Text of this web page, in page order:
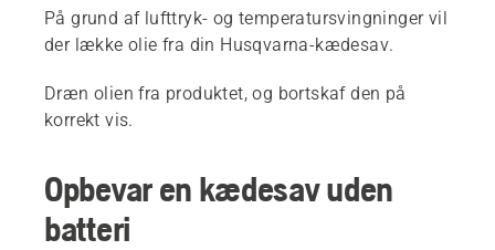
På grund af lufttryk- og temperatursvingninger vil
der lække olie fra din Husqvarna-kædesav.
Dræn olien fra produktet, og bortskaf den på
korrekt vis.
Opbevar en kædesav uden
batteri